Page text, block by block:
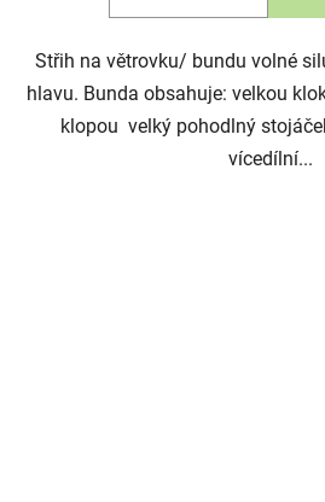
Střih na větrovku/ bundu volné
hlavu. Bunda obsahuje: velkou
klopou velký pohodlný
vícedílní...